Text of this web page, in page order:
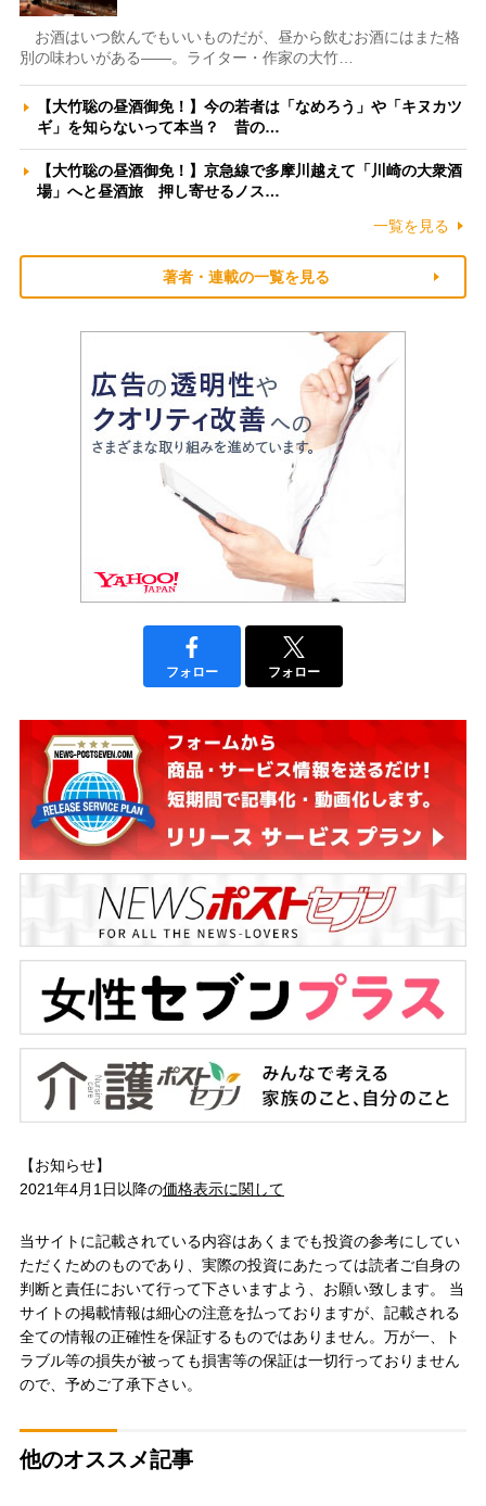
お酒はいつ飲んでもいいものだが、昼から飲むお酒にはまた格
別の味わいがある――。ライター・作家の大竹…
【大竹聡の昼酒御免！】今の若者は「なめろう」や「キヌカツ
ギ」を知らないって本当？ 昔の…
【大竹聡の昼酒御免！】京急線で多摩川越えて「川崎の大衆酒
場」へと昼酒旅 押し寄せるノス…
一覧を見る
著者・連載の一覧を見る
フォロー フォロー
【お知らせ】
2021年4月1日以降の価格表示に関して
当サイトに記載されている内容はあくまでも投資の参考にしてい
ただくためのものであり、実際の投資にあたっては読者ご自身の
判断と責任において行って下さいますよう、お願い致します。 当
サイトの掲載情報は細心の注意を払っておりますが、記載される
全ての情報の正確性を保証するものではありません。万が一、ト
ラブル等の損失が被っても損害等の保証は一切行っておりません
ので、予めご了承下さい。
他のオススメ記事